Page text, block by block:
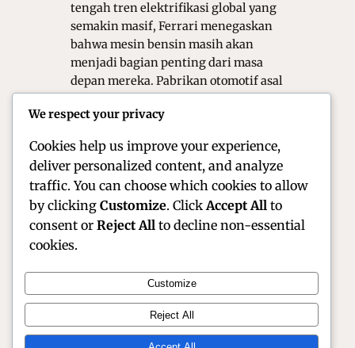
tengah tren elektrifikasi global yang
semakin masif, Ferrari menegaskan
bahwa mesin bensin masih akan
menjadi bagian penting dari masa
depan mereka. Pabrikan otomotif asal
simbol performa tinggi, inovasi
Official Site of Christian Montanari | Racer &
Motorsport Profile
We respect your privacy
Cookies help us improve your experience,
deliver personalized content, and analyze
traffic. You can choose which cookies to allow
by clicking Customize. Click Accept All to
consent or Reject All to decline non-essential
cookies.
Customize
Reject All